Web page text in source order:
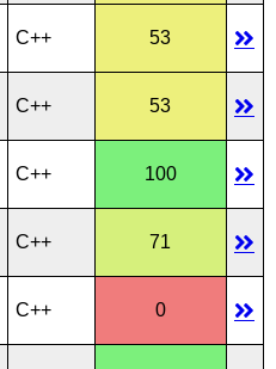
C++ 53
C++ 53
C++ 100
C++ 71
C++ 0